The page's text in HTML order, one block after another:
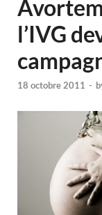
l’IVG
18 octobre 2011 -